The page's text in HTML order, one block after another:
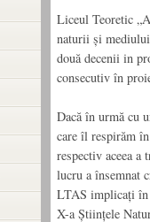
Liceul Teoretic
naturii și mediului
două decenii in
consecutiv în
Dacă în urmă cu
care îl respirăm
respectiv aceea
lucru a însemnat
LTAS implicați în
X-a Științele